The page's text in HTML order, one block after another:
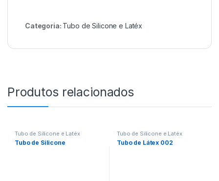
Categoria: Tubo de Silicone e Latéx
Produtos relacionados
Tubo de Silicone e Latéx
Tubo de Silicone
Tubo de Silicone e Latéx
Tubo de Látex 002